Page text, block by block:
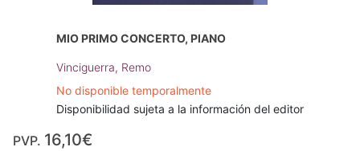
MIO PRIMO CONCERTO, PIANO
Vinciguerra, Remo
No disponible temporalmente
Disponibilidad sujeta a la información del editor
PVP. 16,10€